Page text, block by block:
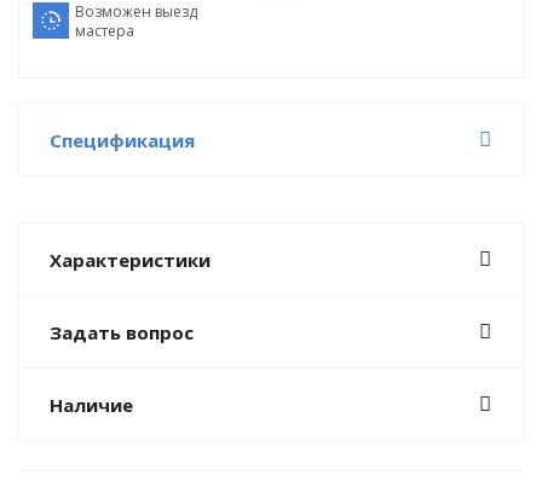
Возможен выезд
мастера
Спецификация
Характеристики
Задать вопрос
Наличие